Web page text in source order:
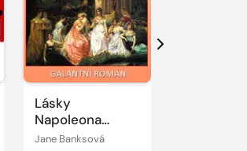
Lásky
Napoleona
Bonaparta
Jane Banksová
Další